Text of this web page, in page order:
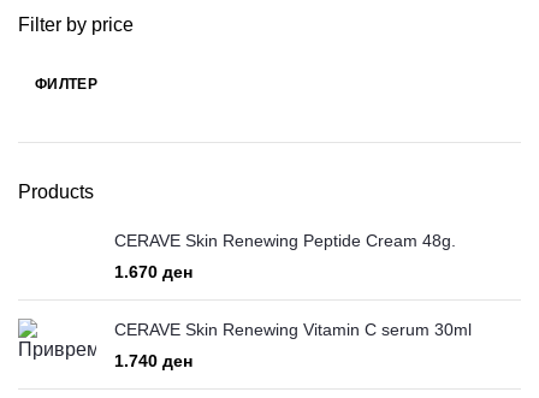
Filter by price
ФИЛТЕР
Products
CERAVE Skin Renewing Peptide Cream 48g.
ден
CERAVE Skin Renewing Vitamin C serum 30ml
ден